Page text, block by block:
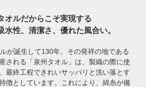
オルだからこそ実現する
水性、清潔さ、優れた風合い。
が誕生して130年。その発祥の地である
される「泉州タオル」は、製織の際に使
最終工程できれいサッパリと洗い落とす
徴としています。これにより、綿糸が備